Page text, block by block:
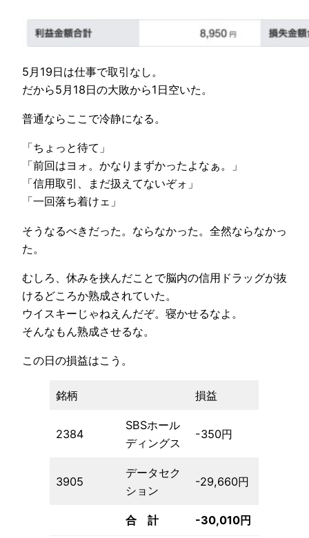
5月19日は仕事で取引なし。
だから5月18日の大敗から1日空いた。
普通ならここで冷静になる。
「ちょっと待て」
「前回はヨォ。かなりまずかったよなぁ。」
「信用取引、まだ扱えてないぞォ」
「一回落ち着けェ」
そうなるべきだった。ならなかった。全然ならなかっ
た。
むしろ、休みを挟んだことで脳内の信用ドラッグが抜
けるどころか熟成されていた。
ウイスキーじゃねえんだぞ。寝かせるなよ。
そんなもん熟成させるな。
この日の損益はこう。
銘柄 損益
2384
SBSホール
ディングス
-350円
3905
データセク
ション
-29,660円
合 計 -30,010円